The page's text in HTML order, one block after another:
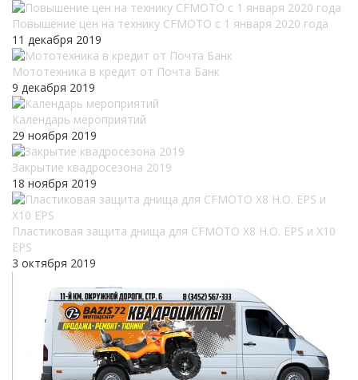
Повышение цен на технику CFMOTO c 1 января 2020 года
11 декабря 2019
Мототехника в кредит от Почта Банк
9 декабря 2019
Календарь мероприятий
29 ноября 2019
Закрытие квадросезона 2019
18 ноября 2019
Пластиковая защита днища для CFMOTO X8 H.O. EPS и X10
EPS
3 октября 2019